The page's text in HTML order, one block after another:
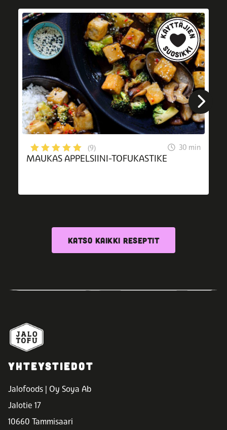
(9) 30 min
MAUKAS APPELSIINI-TOFUKASTIKE
KATSO KAIKKI RESEPTIT
YHTEYSTIEDOT
Jalofoods | Oy Soya Ab
Jalotie 17
10660 Tammisaari